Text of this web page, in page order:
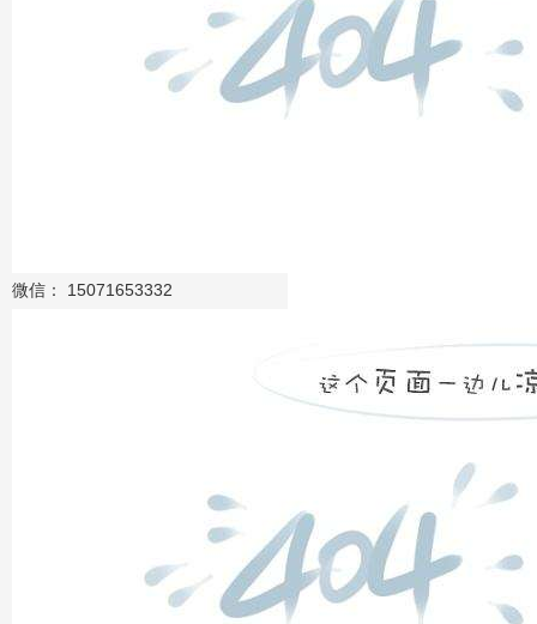
微信： 15071653332